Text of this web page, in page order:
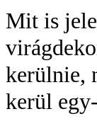
Mit is
kerülnie,
kerül